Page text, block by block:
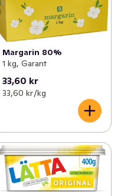
Margarin 80%
1 kg, Garant
33,60 kr
33,60 kr /kg